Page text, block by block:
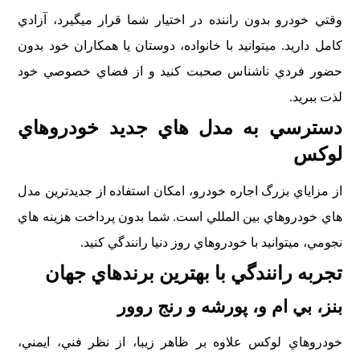
وقتي خودرو بدون راننده در اختيار شما قرار ميگيرد، آزادي
کامل داريد. ميتوانيد با خانواده، دوستان يا همکاران خود بدون
حضور فردي ناشناس صحبت کنيد و از فضاي خصوصي خود
لذت ببريد.
دسترسي به مدل هاي جديد خودروهاي
لوکس
از مزاياي بزرگ اجاره خودرو، امکان استفاده از جديدترين مدل
هاي خودروهاي بين المللي است. شما بدون پرداخت هزينه هاي
نجومي، ميتوانيد با خودروهاي روز دنيا رانندگي کنيد.
تجربه رانندگي با بهترين برندهاي جهان
بنز، بي ام و، پورشه و رنج روور
خودروهاي لوکس علاوه بر ظاهر زيبا، از نظر فني، ايمني،